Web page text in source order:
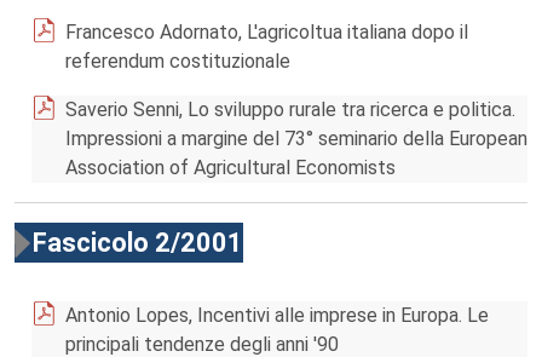
Francesco Adornato, L'agricoltua italiana dopo il
referendum costituzionale
Saverio Senni, Lo sviluppo rurale tra ricerca e politica.
Impressioni a margine del 73° seminario della European
Association of Agricultural Economists
Fascicolo 2/2001
Antonio Lopes, Incentivi alle imprese in Europa. Le
principali tendenze degli anni '90